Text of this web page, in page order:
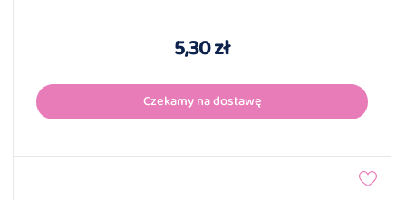
5,30 zł
Czekamy na dostawę